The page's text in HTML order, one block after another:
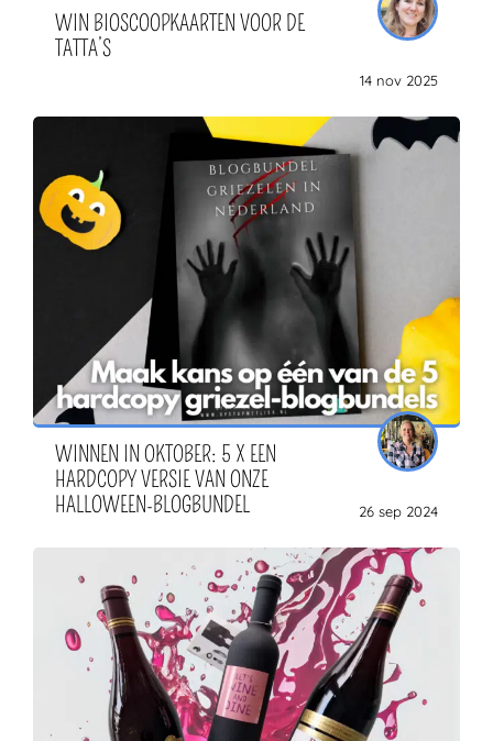
WIN BIOSCOOPKAARTEN VOOR DE
TATTA’S
14 nov 2025
WINNEN IN OKTOBER: 5 X EEN
HARDCOPY VERSIE VAN ONZE
HALLOWEEN-BLOGBUNDEL
26 sep 2024